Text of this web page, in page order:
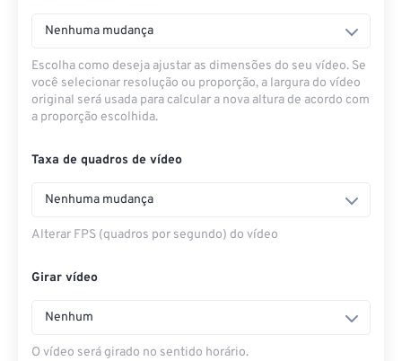
Nenhuma mudança
Escolha como deseja ajustar as dimensões do seu vídeo. Se
você selecionar resolução ou proporção, a largura do vídeo
original será usada para calcular a nova altura de acordo com
a proporção escolhida.
Taxa de quadros de vídeo
Nenhuma mudança
Alterar FPS (quadros por segundo) do vídeo
Girar vídeo
Nenhum
O vídeo será girado no sentido horário.